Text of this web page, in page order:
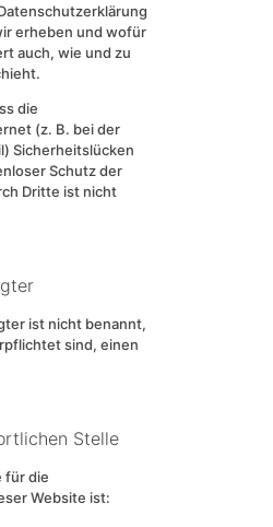
erheben und wofür
auch, wie und zu
die
(z. B. bei der
Sicherheitslücken
Schutz der
Dritte ist nicht
ist nicht benannt,
sind, einen
Stelle
für die
Website ist: